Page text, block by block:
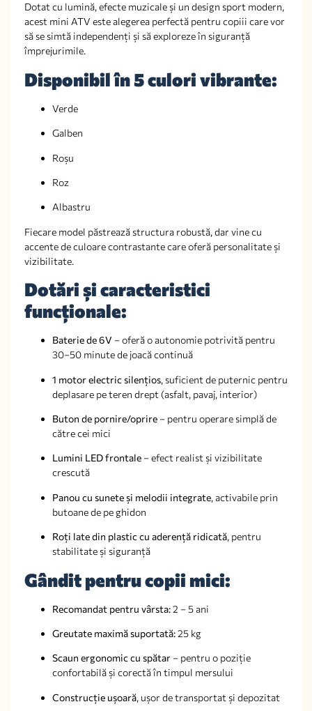
Dotat cu lumină, efecte muzicale și un design sport modern,
acest mini ATV este alegerea perfectă pentru copiii care vor
să se simtă independenți și să exploreze în siguranță
împrejurimile.
Disponibil în 5 culori vibrante:
Verde
Galben
Roșu
Roz
Albastru
Fiecare model păstrează structura robustă, dar vine cu
accente de culoare contrastante care oferă personalitate și
vizibilitate.
Dotări și caracteristici
funcționale:
Baterie de 6V – oferă o autonomie potrivită pentru
30–50 minute de joacă continuă
1 motor electric silențios, suficient de puternic pentru
deplasare pe teren drept (asfalt, pavaj, interior)
Buton de pornire/oprire – pentru operare simplă de
către cei mici
Lumini LED frontale – efect realist și vizibilitate
crescută
Panou cu sunete și melodii integrate, activabile prin
butoane de pe ghidon
Roți late din plastic cu aderență ridicată, pentru
stabilitate și siguranță
Gândit pentru copii mici:
Recomandat pentru vârsta:2 – 5 ani
Greutate maximă suportată:25 kg
Scaun ergonomic cu spătar – pentru o poziție
confortabilă și corectă în timpul mersului
Construcție ușoară, ușor de transportat și depozitat